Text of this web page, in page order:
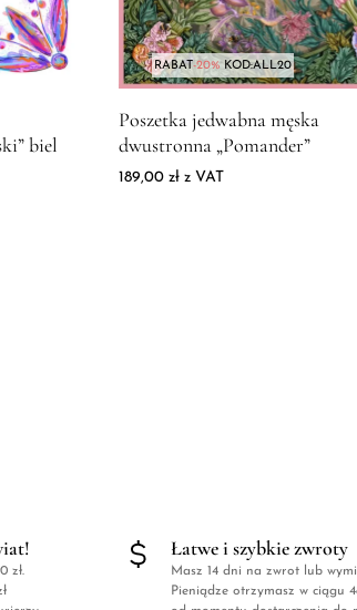
biel
189,00 zł.
wynosi: 139,00 zł.
RABAT-20%KOD:ALL20
Poszetka jedwabna męska
dwustronna „Pomander”
189,00 zł z VAT
zł.
Łatwe i szybkie zwroty
Masz 14 dni na zwrot lub
Pieniądze otrzymasz w ciągu